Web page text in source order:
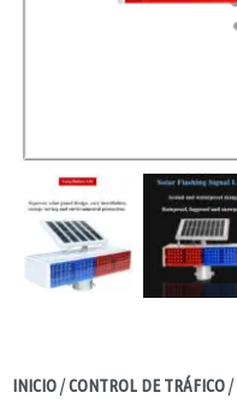
INICIO/CONTROL DE TRÁFICO/